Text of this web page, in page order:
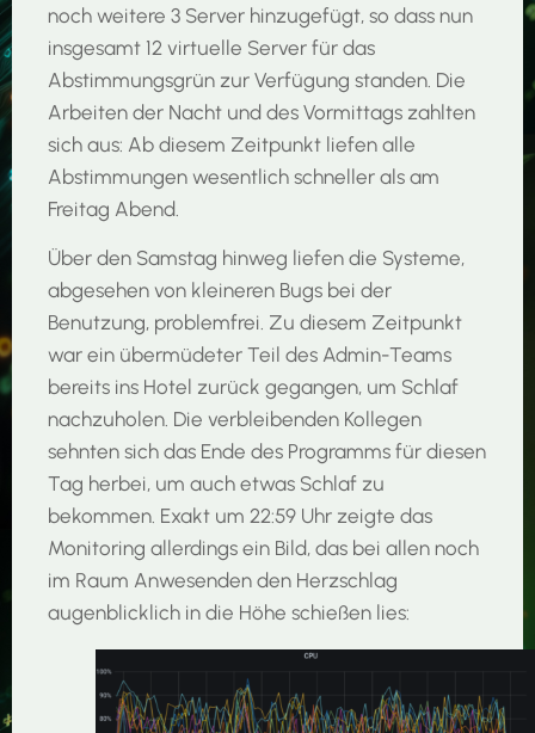
noch weitere 3 Server hinzugefügt, so dass nun
insgesamt 12 virtuelle Server für das
Abstimmungsgrün zur Verfügung standen. Die
Arbeiten der Nacht und des Vormittags zahlten
sich aus: Ab diesem Zeitpunkt liefen alle
Abstimmungen wesentlich schneller als am
Freitag Abend.
Über den Samstag hinweg liefen die Systeme,
abgesehen von kleineren Bugs bei der
Benutzung, problemfrei. Zu diesem Zeitpunkt
war ein übermüdeter Teil des Admin-Teams
bereits ins Hotel zurück gegangen, um Schlaf
nachzuholen. Die verbleibenden Kollegen
sehnten sich das Ende des Programms für diesen
Tag herbei, um auch etwas Schlaf zu
bekommen. Exakt um 22:59 Uhr zeigte das
Monitoring allerdings ein Bild, das bei allen noch
im Raum Anwesenden den Herzschlag
augenblicklich in die Höhe schießen lies: